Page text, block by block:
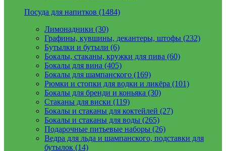
Посуда для напитков (1484)
Лимонадники (30)
Графины, кувшины, декантеры, штофы (232)
Бутылки и бутыли (6)
Бокалы, стаканы, кружки для пива (60)
Бокалы для вина (405)
Бокалы для шампанского (169)
Рюмки и стопки для водки и ликёра (101)
Бокалы для бренди и коньяка (30)
Стаканы для виски (119)
Бокалы и стаканы для коктейлей (27)
Бокалы и стаканы для воды (265)
Подарочные питьевые наборы (26)
Ведра для льда и шампанского, подставки для
бутылок (14)